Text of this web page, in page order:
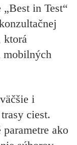
in Test“
ktorá
mobilných
i
ciest.
ako